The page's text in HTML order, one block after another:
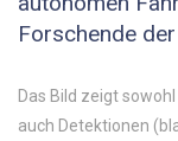
Forschende
Das Bild zeigt
auch Detektionen